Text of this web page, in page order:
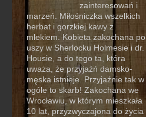
zainteresowań i
marzeń. Miłośniczka wszelkich
herbat i gorzkiej kawy z
mlekiem. Kobieta zakochana po
uszy w Sherlocku Holmesie i dr.
Housie, a do tego ta, która
uważa, że przyjaźń damsko-
męska istnieje. Przyjaźnie tak w
ogóle to skarb! Zakochana we
Wrocławiu, w którym mieszkała
10 lat, przyzwyczajona do życia